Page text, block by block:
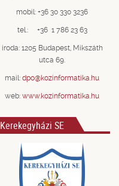
mobil: +36 30 330 3236
tel.: +36 1 786 23 63
iroda: 1205 Budapest, Mikszáth
utca 69.
mail: dpo@kozinformatika.hu
web: www.kozinformatika.hu
Kerekegyházi SE